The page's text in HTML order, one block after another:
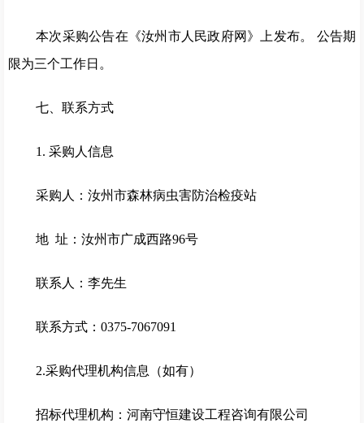
本次采购公告在《汝州市人民政府网》上发布。 公告期
限为三个工作日。
七、联系方式
1. 采购人信息
采购人：汝州市森林病虫害防治检疫站
地 址：汝州市广成西路96号
联系人：李先生
联系方式：0375-7067091
2.采购代理机构信息（如有）
招标代理机构：河南守恒建设工程咨询有限公司